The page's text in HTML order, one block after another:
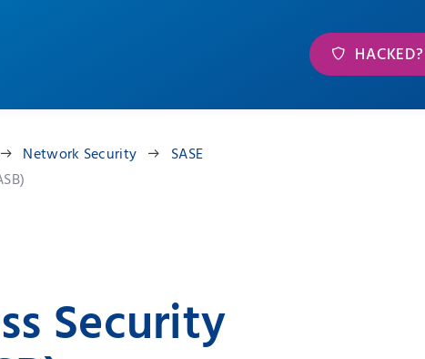
HACKED?
Network Security
SASE
Security